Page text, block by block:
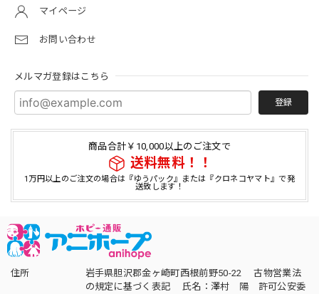
マイページ
お問い合わせ
メルマガ登録はこちら
登録
商品合計￥10,000以上のご注文で
送料無料！！
1万円以上のご注文の場合は『ゆうパック』または『クロネコヤマト』で発
送致します！
住所
岩手県胆沢郡金ヶ崎町西根前野50-22 古物営業法
の規定に基づく表記 氏名：澤村 陽 許可公安委